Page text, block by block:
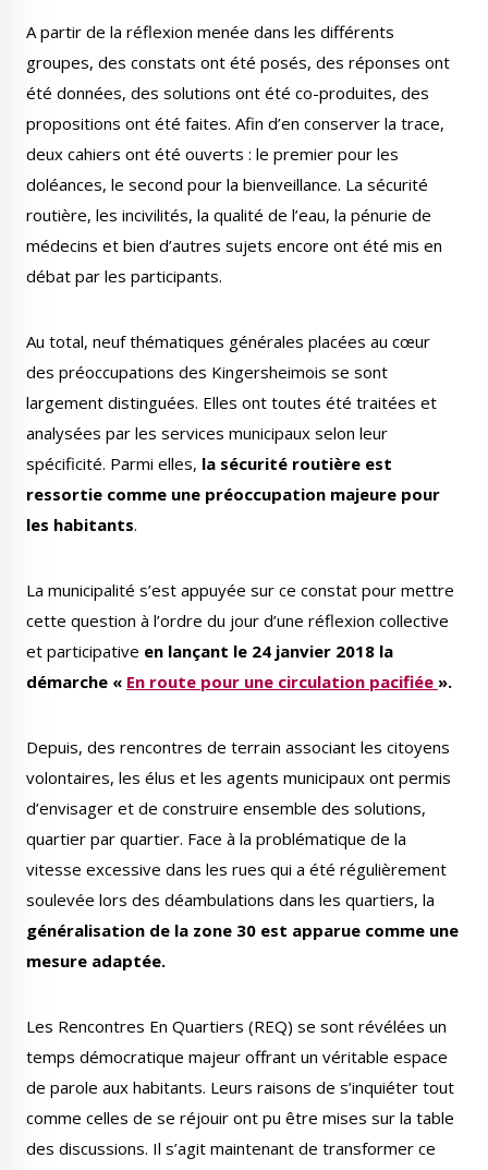
A partir de la réflexion menée dans les différents
groupes, des constats ont été posés, des réponses ont
été données, des solutions ont été co-produites, des
propositions ont été faites. Afin d’en conserver la trace,
deux cahiers ont été ouverts : le premier pour les
doléances, le second pour la bienveillance. La sécurité
routière, les incivilités, la qualité de l’eau, la pénurie de
médecins et bien d’autres sujets encore ont été mis en
débat par les participants.
Au total, neuf thématiques générales placées au cœur
des préoccupations des Kingersheimois se sont
largement distinguées. Elles ont toutes été traitées et
analysées par les services municipaux selon leur
spécificité. Parmi elles, la sécurité routière est
ressortie comme une préoccupation majeure pour
les habitants.
La municipalité s’est appuyée sur ce constat pour mettre
cette question à l’ordre du jour d’une réflexion collective
et participative en lançant le 24 janvier 2018 la
démarche « En route pour une circulation pacifiée ».
Depuis, des rencontres de terrain associant les citoyens
volontaires, les élus et les agents municipaux ont permis
d’envisager et de construire ensemble des solutions,
quartier par quartier. Face à la problématique de la
vitesse excessive dans les rues qui a été régulièrement
soulevée lors des déambulations dans les quartiers, la
généralisation de la zone 30 est apparue comme une
mesure adaptée.
Les Rencontres En Quartiers (REQ) se sont révélées un
temps démocratique majeur offrant un véritable espace
de parole aux habitants. Leurs raisons de s’inquiéter tout
comme celles de se réjouir ont pu être mises sur la table
des discussions. Il s’agit maintenant de transformer ce